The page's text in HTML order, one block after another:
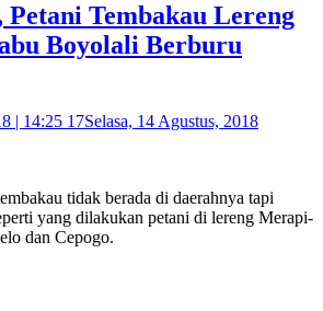
Petani Tembakau Lereng
Boyolali Berburu
| 14:25 17Selasa, 14 Agustus, 2018
tidak berada di daerahnya tapi
yang dilakukan petani di lereng Merapi-
dan Cepogo.